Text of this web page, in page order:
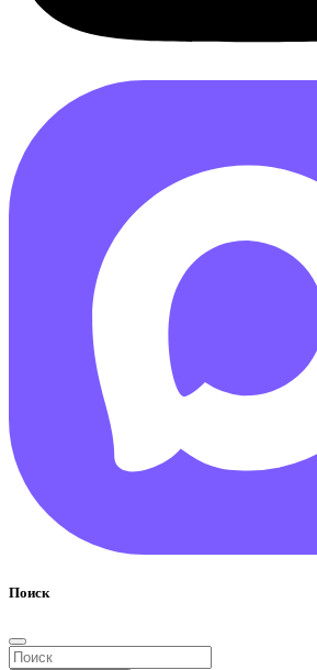
Поиск